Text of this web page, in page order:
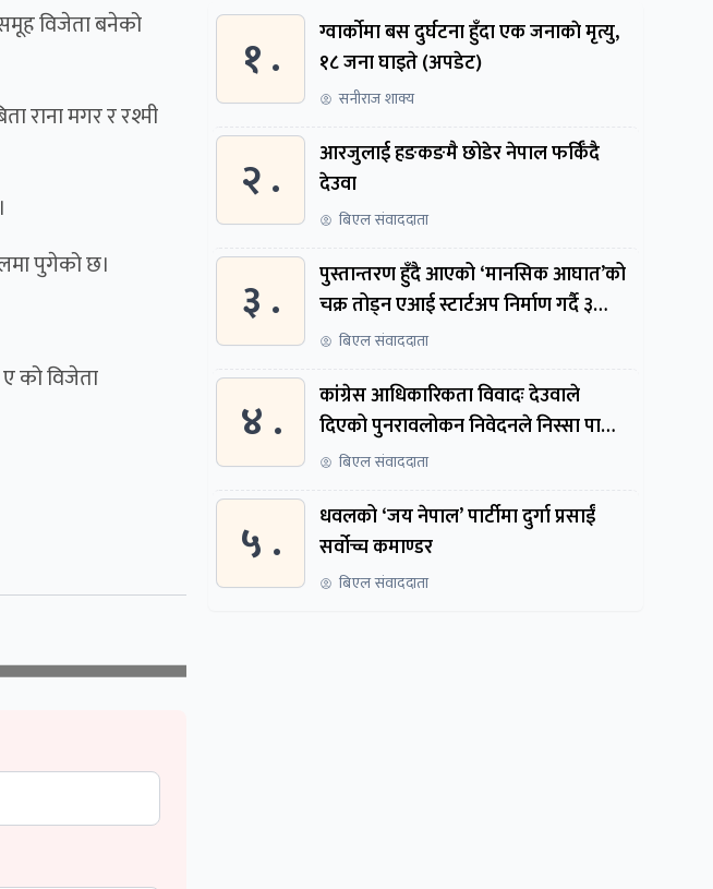
विजेता बनेको
राना मगर र रश्मी
पुगेको छ।
को विजेता
१ .
ग्वार्काेमा बस दुर्घटना हुँदा एक जनाकाे मृत्यु,
१८ जना घाइते (अपडेट)
सनीराज शाक्य
२ .
आरजुलाई हङकङमै छोडेर नेपाल फर्किँदै
देउवा
बिएल संवाददाता
३ .
पुस्तान्तरण हुँदै आएको ‘मानसिक आघात’को
चक्र तोड्न एआई स्टार्टअप निर्माण गर्दै ३
नेपाली
बिएल संवाददाता
४ .
कांग्रेस आधिकारिकता विवादः देउवाले
दिएको पुनरावलोकन निवेदनले निस्सा पायो,
फेरि सुरुदेखि सुनुवाइ हुने
बिएल संवाददाता
५ .
धवलको ‘जय नेपाल’ पार्टीमा दुर्गा प्रसाईं
सर्वोच्च कमाण्डर
बिएल संवाददाता